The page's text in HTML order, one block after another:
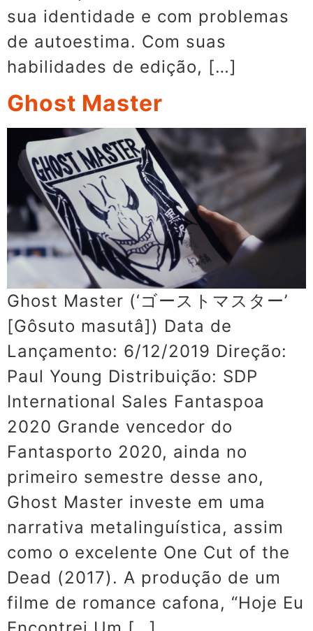
sua identidade e com problemas
de autoestima. Com suas
habilidades de edição, […]
Ghost Master
Ghost Master (‘ゴーストマスター’
[Gôsuto masutâ]) Data de
Lançamento: 6/12/2019 Direção:
Paul Young Distribuição: SDP
International Sales Fantaspoa
2020 Grande vencedor do
Fantasporto 2020, ainda no
primeiro semestre desse ano,
Ghost Master investe em uma
narrativa metalinguística, assim
como o excelente One Cut of the
Dead (2017). A produção de um
filme de romance cafona, “Hoje Eu